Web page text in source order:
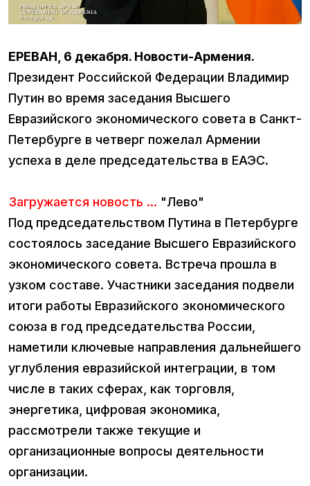
ЕРЕВАН, 6 декабря. Новости-Армения.
Президент Российской Федерации Владимир
Путин во время заседания Высшего
Евразийского экономического совета в Санкт-
Петербурге в четверг пожелал Армении
успеха в деле председательства в ЕАЭС.
Загружается новость ... "Лево"
Под председательством Путина в Петербурге
состоялось заседание Высшего Евразийского
экономического совета. Встреча прошла в
узком составе. Участники заседания подвели
итоги работы Евразийского экономического
союза в год председательства России,
наметили ключевые направления дальнейшего
углубления евразийской интеграции, в том
числе в таких сферах, как торговля,
энергетика, цифровая экономика,
рассмотрели также текущие и
организационные вопросы деятельности
организации.